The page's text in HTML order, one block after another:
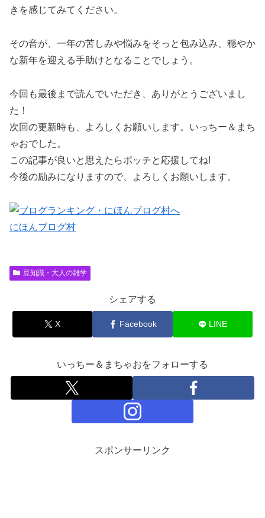
きを感じてみてください。
その音が、一年の苦しみや悩みをそっと包み込み、穏やか
な新年を迎える手助けとなることでしょう。
今回も最後まで読んでいただき、ありがとうございまし
た！
次回の更新時も、よろしくお願いします。いっちー＆まち
ゃおでした。
この記事が良いと思えたらポッチと応援してね!
今後の励みになりますので、よろしくお願いします。
にほんブログ村
豆知識・大人の雑学
シェアする
X Facebook LINE
いっちー＆まちゃおをフォローする
スポンサーリンク